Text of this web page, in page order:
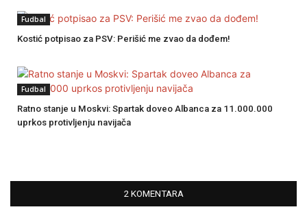
Fudbal
Kostić potpisao za PSV: Perišić me zvao da dođem!
Fudbal
Ratno stanje u Moskvi: Spartak doveo Albanca za 11.000.000
uprkos protivljenju navijača
2 KOMENTARA